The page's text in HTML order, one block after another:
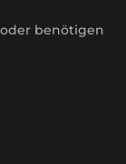
benötigen